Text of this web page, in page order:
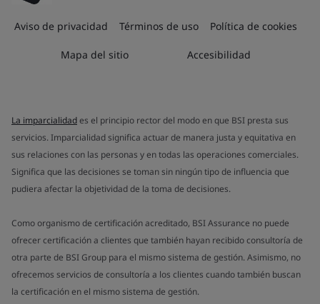
Aviso de privacidad Términos de uso Política de cookies
Mapa del sitio Accesibilidad
La imparcialidades el principio rector del modo en que BSI presta sus
servicios. Imparcialidad significa actuar de manera justa y equitativa en
sus relaciones con las personas y en todas las operaciones comerciales.
Significa que las decisiones se toman sin ningún tipo de influencia que
pudiera afectar la objetividad de la toma de decisiones.
Como organismo de certificación acreditado, BSI Assurance no puede
ofrecer certificación a clientes que también hayan recibido consultoría de
otra parte de BSI Group para el mismo sistema de gestión. Asimismo, no
ofrecemos servicios de consultoría a los clientes cuando también buscan
la certificación en el mismo sistema de gestión.